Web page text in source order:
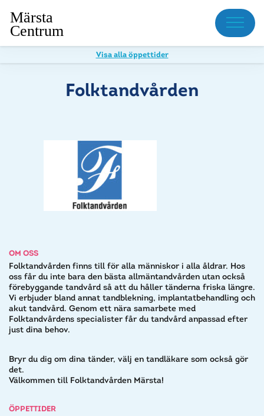
Meny
Visa alla öppettider
Folktandvården
OM OSS
Folktandvården finns till för alla människor i alla åldrar. Hos
oss får du inte bara den bästa allmäntandvården utan också
förebyggande tandvård så att du håller tänderna friska längre.
Vi erbjuder bland annat tandblekning, implantatbehandling och
akut tandvård. Genom ett nära samarbete med
Folktandvårdens specialister får du tandvård anpassad efter
just dina behov.
Bryr du dig om dina tänder, välj en tandläkare som också gör
det.
Välkommen till Folktandvården Märsta!
ÖPPETTIDER